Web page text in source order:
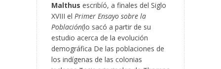
Malthus escribíó, a finales del Siglo
XVIII el Primer Ensayo sobre la
Población(lo sacó a partir de su
estudio acerca de la evolución
demográfica De las poblaciones de
los indígenas de las colonias